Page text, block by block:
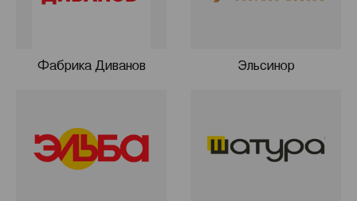
Фабрика Диванов Эльсинор